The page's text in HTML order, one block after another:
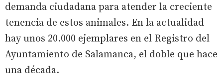
demanda ciudadana para atender la creciente
tenencia de estos animales. En la actualidad
hay unos 20.000 ejemplares en el Registro del
Ayuntamiento de Salamanca, el doble que hace
una década.